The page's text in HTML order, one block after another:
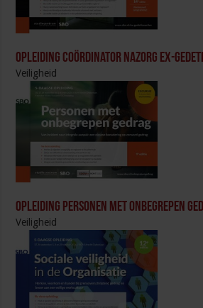
Opleiding Coördinator nazorg ex-
Veiligheid
Opleiding Personen met onbegrepen
Veiligheid